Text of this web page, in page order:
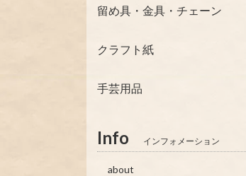
留め具・金具・チェーン
クラフト紙
手芸用品
Info インフォメーション
about